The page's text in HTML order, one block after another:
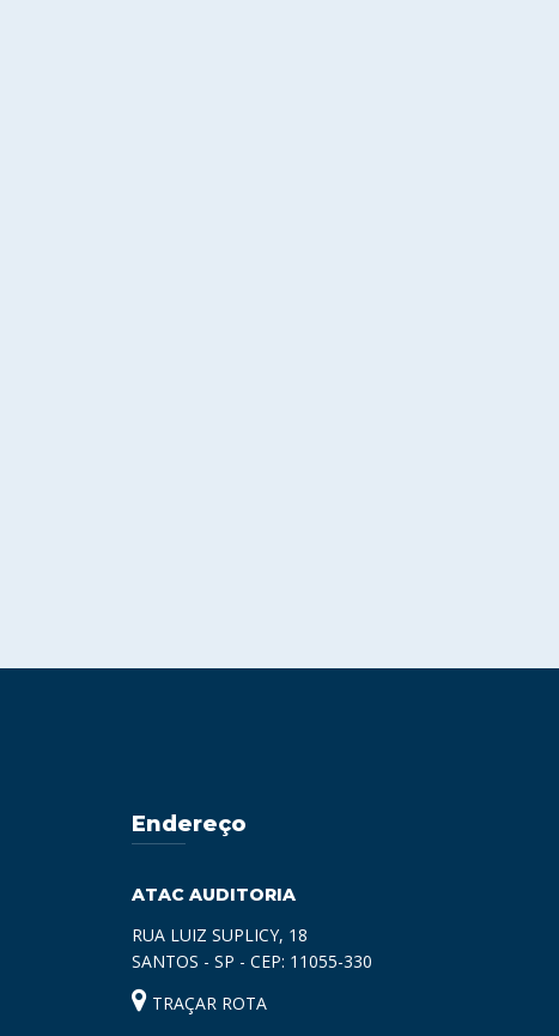
Endereço
ATAC AUDITORIA
RUA LUIZ SUPLICY, 18
SANTOS - SP - CEP: 11055-330
TRAÇAR ROTA